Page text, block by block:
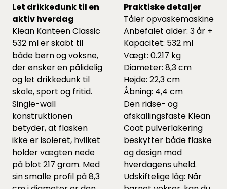
Let drikkedunk til en
aktiv hverdag
Klean Kanteen Classic
532 ml er skabt til
både børn og voksne,
der ønsker en pålidelig
og let drikkedunk til
skole, sport og fritid.
Single-wall
konstruktionen
betyder, at flasken
ikke er isoleret, hvilket
holder vægten nede
på blot 217 gram. Med
sin smalle profil på 8,3
Praktiske detaljer
Tåler opvaskemaskine
Anbefalet alder: 3 år +
Kapacitet: 532 ml
Vægt: 0.217 kg
Diameter: 8,3 cm
Højde: 22,3 cm
Åbning: 4,4 cm
Den ridse- og
afskallingsfaste Klean
Coat pulverlakering
beskytter både flaske
og design mod
hverdagens uheld.
Udskiftelige låg: Når